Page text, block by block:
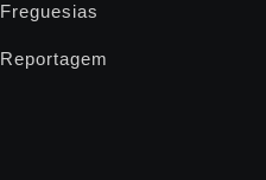
Freguesias
Reportagem